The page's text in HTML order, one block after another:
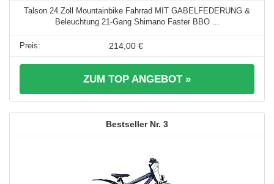
Talson 24 Zoll Mountainbike Fahrrad MIT GABELFEDERUNG &
Beleuchtung 21-Gang Shimano Faster BBO ...
214,00 €
ZUM TOP ANGEBOT »
3